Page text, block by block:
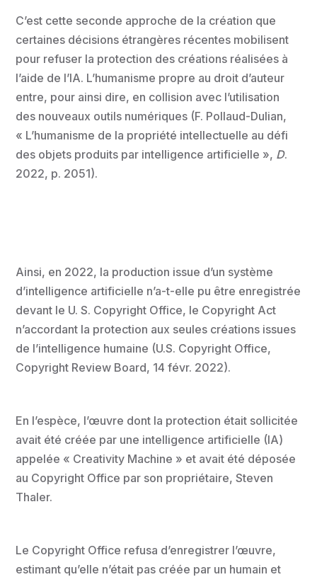
C’est cette seconde approche de la création que
certaines décisions étrangères récentes mobilisent
pour refuser la protection des créations réalisées à
l’aide de l’IA. L’humanisme propre au droit d’auteur
entre, pour ainsi dire, en collision avec l’utilisation
des nouveaux outils numériques (F. Pollaud-Dulian,
« L’humanisme de la propriété intellectuelle au défi
des objets produits par intelligence artificielle », D.
2022, p. 2051).
Ainsi, en 2022, la production issue d’un système
d’intelligence artificielle n’a-t-elle pu être enregistrée
devant le U. S. Copyright Office, le Copyright Act
n’accordant la protection aux seules créations issues
de l’intelligence humaine (U.S. Copyright Office,
Copyright Review Board, 14 févr. 2022).
En l’espèce, l’œuvre dont la protection était sollicitée
avait été créée par une intelligence artificielle (IA)
appelée « Creativity Machine » et avait été déposée
au Copyright Office par son propriétaire, Steven
Thaler.
Le Copyright Office refusa d’enregistrer l’œuvre,
estimant qu’elle n’était pas créée par un humain et